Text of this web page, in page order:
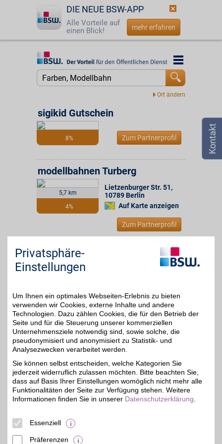
DIE NEUE BSW-APP
Alle Vorteile auf
einen Blick!
mehr erfahren
Startseite
Jetzt BSW-Mitglied werden
Login
☎ 0800 - 279 25 82
Startseite
Suche
8%
sigikid Gutschein
Zum Partnerprofil
5,7 km
4%
modellbahnen Turberg
Lietzenburger Str. 51,
10789 Berlin
Auf Karte anzeigen
Zum Partnerprofil
sigikid
Spielzeug und
Kuscheltiere mit
kindgerechtem Design
und geprüfter Qualität
online bestellen. Mit BSW-
Vorteil kinderleicht
sparen.
Zum Partnerprofil
Nani's Kinderparadies - Idee + Spiel-Fachgeschäft
Privatsphäre-
Einstellungen
Um Ihnen ein optimales Webseiten-Erlebnis zu bieten
verwenden wir Cookies, externe Inhalte und andere
Technologien. Dazu zählen Cookies, die für den Betrieb der
Seite und für die Steuerung unserer kommerziellen
Unternehmensziele notwendig sind, sowie solche, die
pseudonymisiert und anonymisiert zu Statistik- und
Analysezwecken verarbeitet werden.
Sie können selbst entscheiden, welche Kategorien Sie
jederzeit widerruflich zulassen möchten. Bitte beachten Sie,
dass auf Basis Ihrer Einstellungen womöglich nicht mehr alle
Funktionalitäten der Seite zur Verfügung stehen. Weitere
Informationen finden Sie in unserer Datenschutzerklärung
Essenziell
Präferenzen